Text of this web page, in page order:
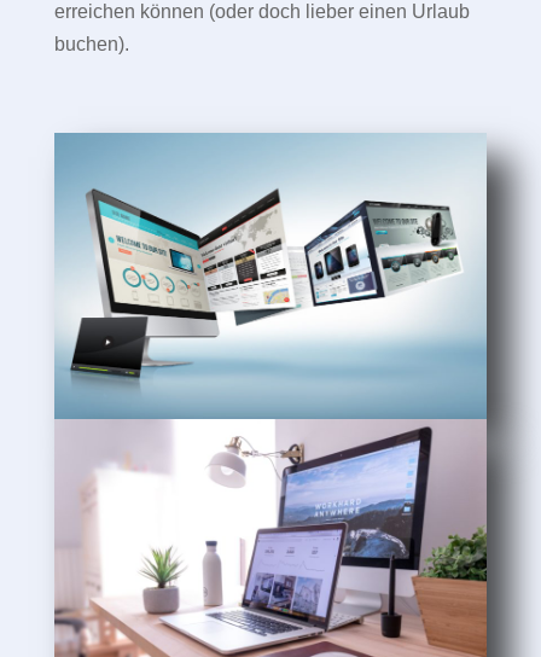
erreichen können (oder doch lieber einen Urlaub
buchen).